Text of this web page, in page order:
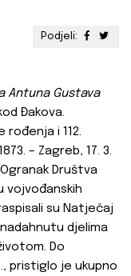
Podjeli:
Antuna Gustava
Đakova.
rođenja i 112.
– Zagreb, 17. 3.
Društva
vojvođanskih
su Natječaj
djelima
Do
pristiglo je ukupno